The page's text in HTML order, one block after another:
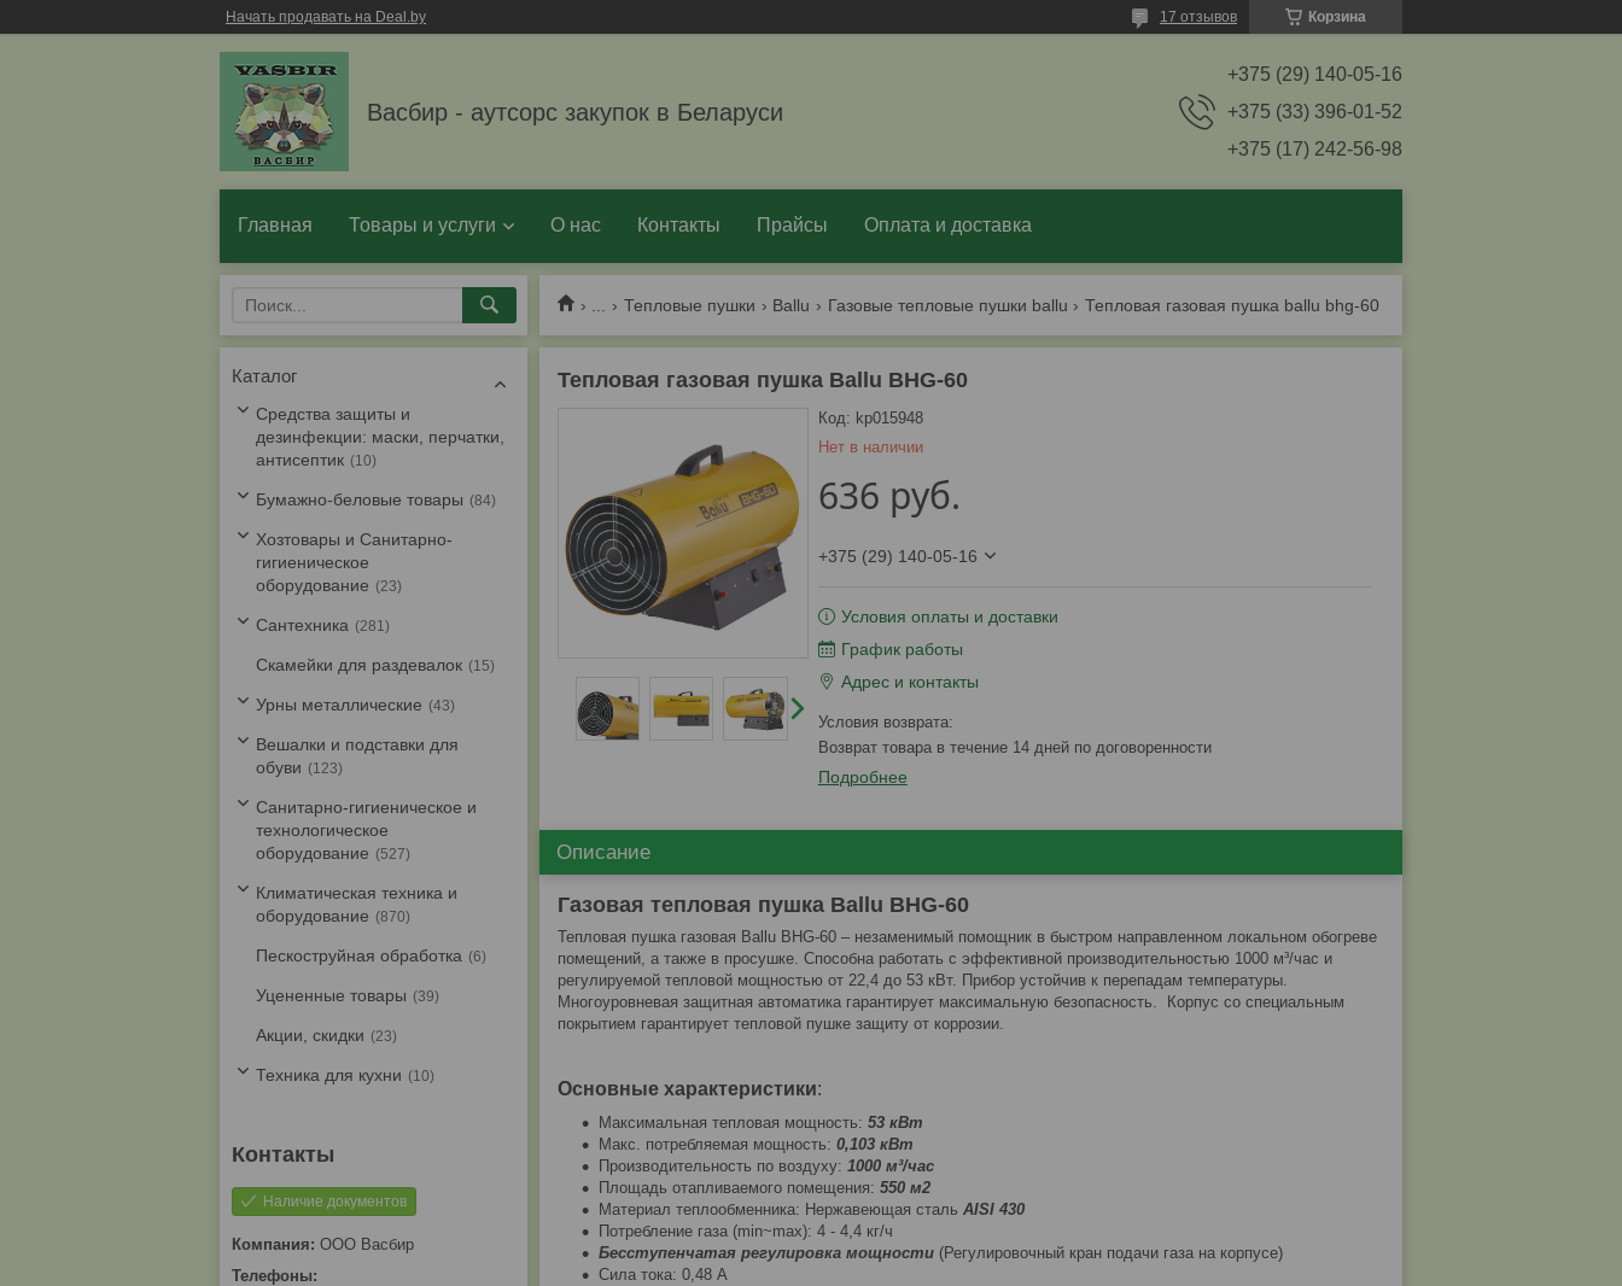
Начать продавать на Deal.by Корзина
17 отзывов
Васбир - аутсорс закупок в Беларуси
+375 (29) 140-05-16
+375 (33) 396-01-52
+375 (17) 242-56-98
Главная Товары и услуги О нас Контакты Прайсы Оплата и доставка
Тепловые пушки Ballu Газовые тепловые пушки ballu Тепловая газовая пушка ballu bhg-60
Тепловая газовая пушка Ballu BHG-60
Нет в наличии
Код: kp015948
636 руб.
+375 (29) 140-05-16
Условия оплаты и доставки
График работы
Адрес и контакты
возврат товара в течение 14 дней по договоренности
Подробнее
Описание
Газовая тепловая пушка Ballu BHG-60
Тепловая пушка газовая Ballu BHG-60 – незаменимый помощник в быстром направленном локальном обогреве
помещений, а также в просушке. Способна работать с эффективной производительностью 1000 м³/час и
регулируемой тепловой мощностью от 22,4 до 53 кВт. Прибор устойчив к перепадам температуры.
Многоуровневая защитная автоматика гарантирует максимальную безопасность. Корпус со специальным
покрытием гарантирует тепловой пушке защиту от коррозии.
Основные характеристики:
Максимальная тепловая мощность: 53 кВт
Макс. потребляемая мощность: 0,103 кВт
Производительность по воздуху: 1000 м³/час
Площадь отапливаемого помещения: 550 м2
Материал теплообменника: Нержавеющая сталь AISI 430
Потребление газа (min~max): 4 - 4,4 кг/ч
Бесступенчатая регулировка мощности (Регулировочный кран подачи газа на корпусе)
Сила тока: 0,48 A
Каталог
Средства защиты и
дезинфекции: маски, перчатки,
антисептик
10
Бумажно-беловые товары 84
Хозтовары и Санитарно-
гигиеническое
оборудование
23
Cантехника 281
Скамейки для раздевалок 15
Урны металлические 43
Вешалки и подставки для
обуви
123
Санитарно-гигиеническое и
технологическое
оборудование
527
Климатическая техника и
оборудование
870
Пескоструйная обработка 6
Уцененные товары 39
Акции, скидки 23
Техника для кухни 10
Наличие документов
ООО Васбир